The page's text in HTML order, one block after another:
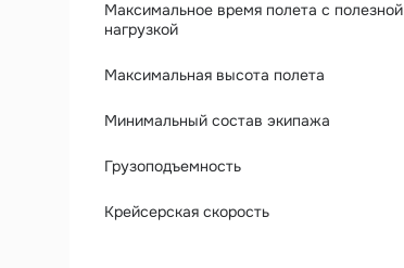
Максимальное время полета с полезной
нагрузкой
Максимальная высота полета
Минимальный состав экипажа
Грузоподъемность
Крейсерская скорость